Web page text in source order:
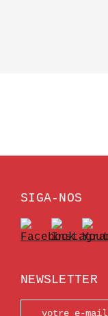
SIGA-NOS
NEWSLETTER